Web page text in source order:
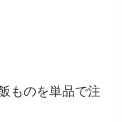
ものを単品で注